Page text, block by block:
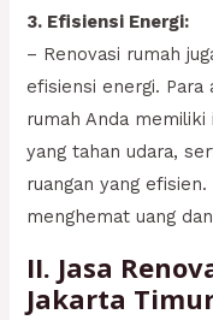
3. Efisiensi Energi:
– Renovasi rumah
efisiensi energi.
rumah Anda
yang tahan udara,
ruangan yang
menghemat uang
II. Jasa
Jakarta